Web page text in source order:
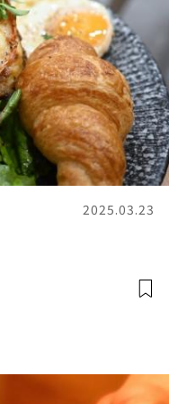
2025.03.23